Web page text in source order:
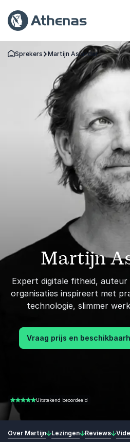
Terug naar de startpagina
Sprekers Martijn Aslander
Martijn
Expert digitale fitheid, auteur
organisaties inspireert met
technologie, slimmer
Vraag prijs en
5.00 van 5 Uitstekend beoordeeld
Over Martijn Lezingen Reviews